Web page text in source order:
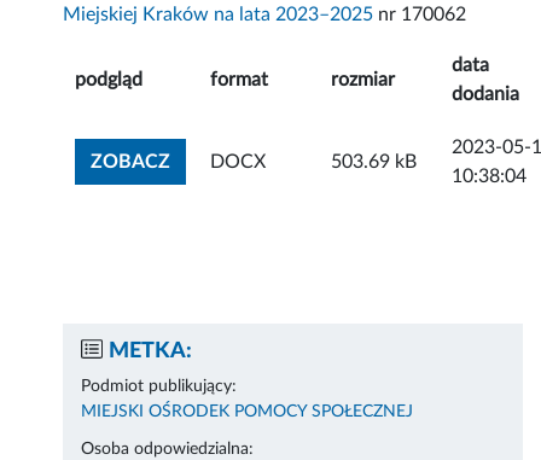
Miejskiej Kraków na lata 2023–2025 nr 170062
podgląd format rozmiar
data
dodania
ZOBACZZOBACZ ZAŁĄCZNIK
DOCX 503.69 kB
2023-05-
10:38:04
METKA:
Podmiot publikujący:
MIEJSKI OŚRODEK POMOCY SPOŁECZNEJ
Osoba odpowiedzialna: